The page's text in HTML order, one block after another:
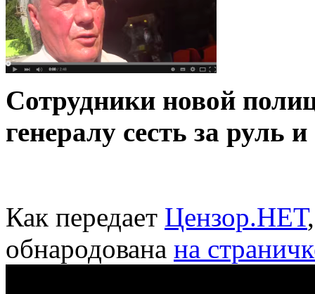
Сотрудники новой
генералу сесть за руль
Как передает Цензор.НЕТ
обнародована на